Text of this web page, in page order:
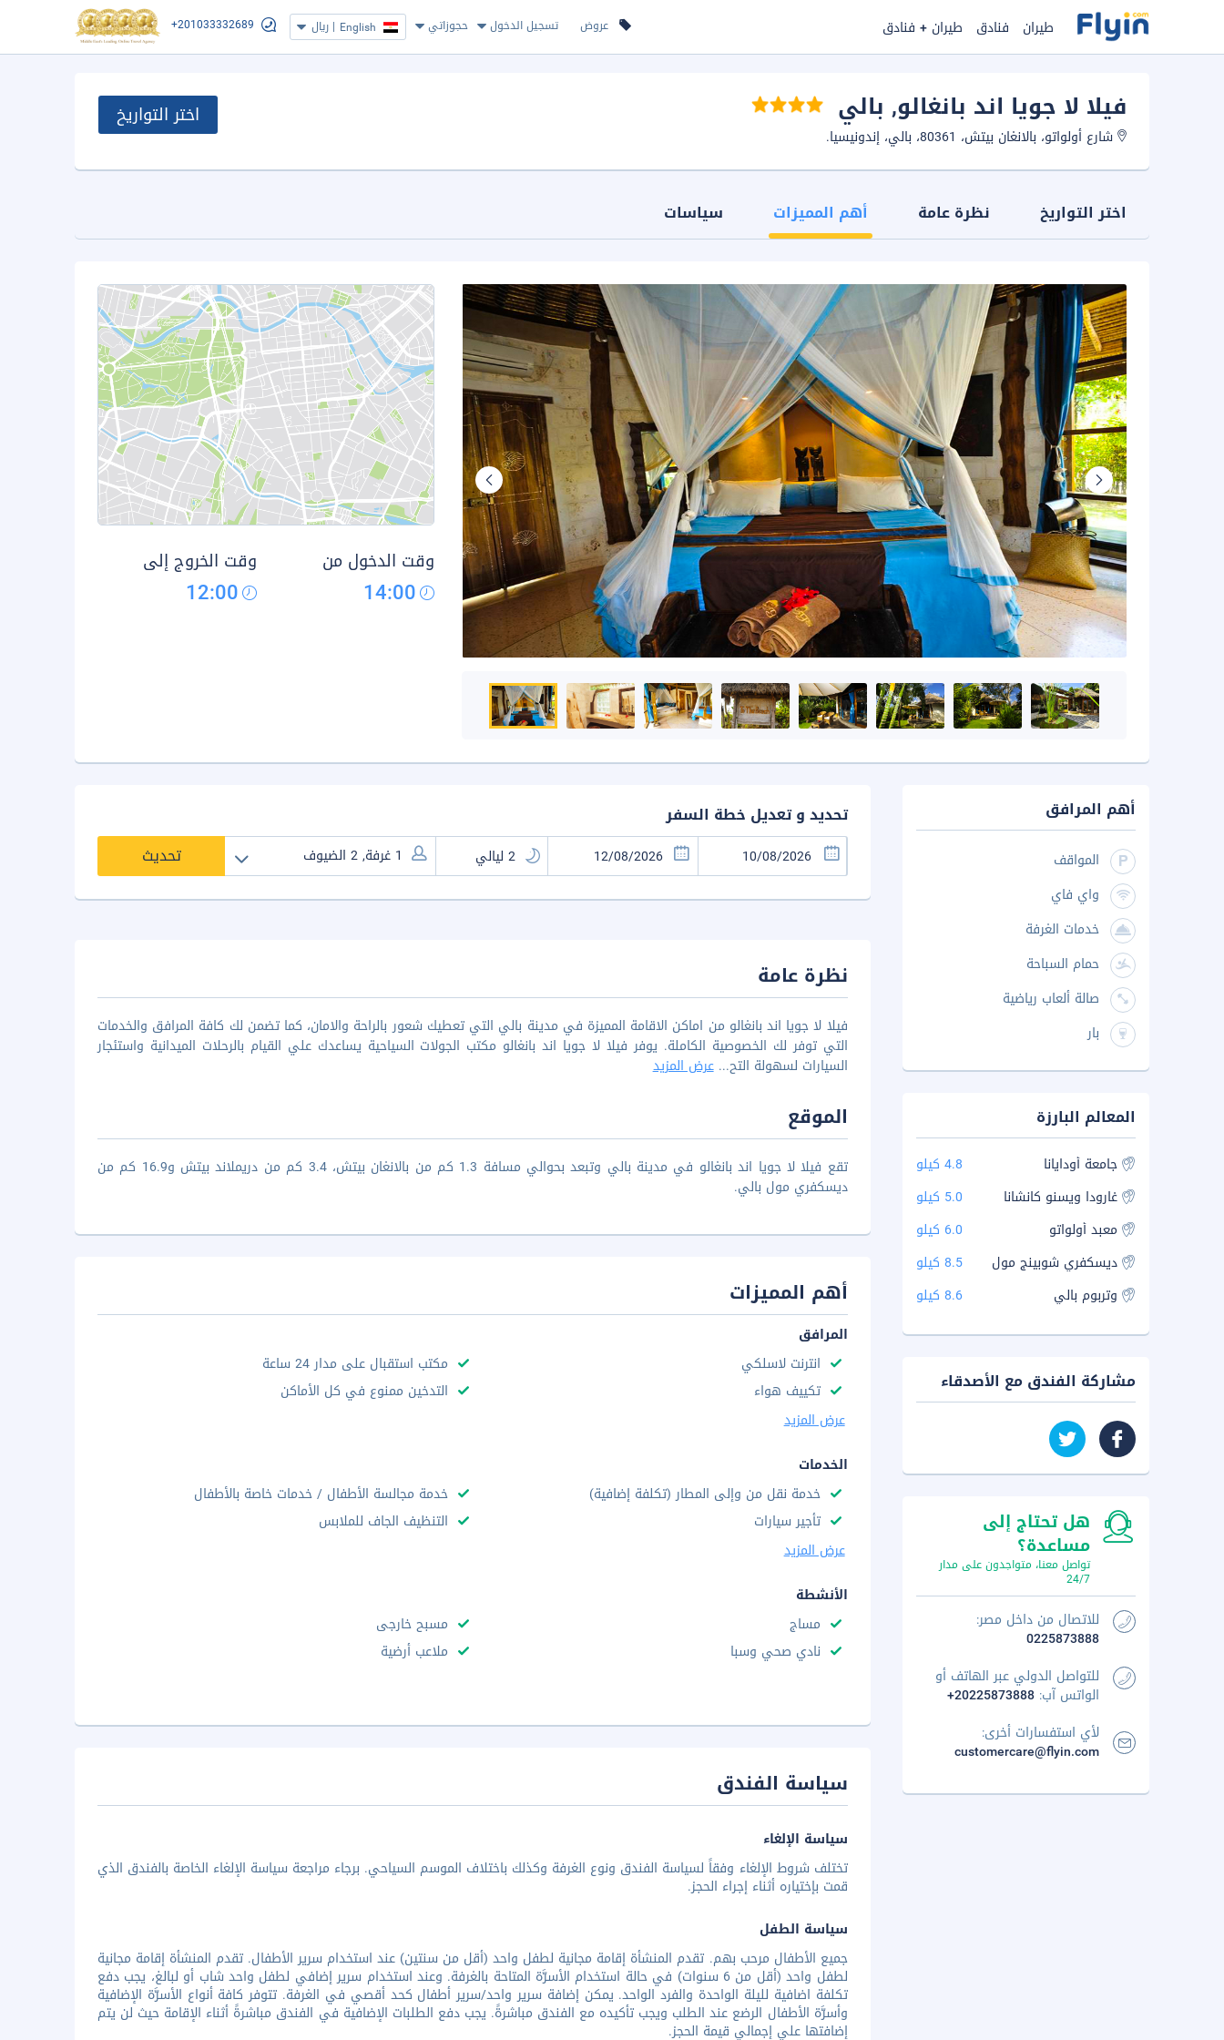
عروض تسجيل الدخول حجوزاتي English
| ريال +201033332689 طيران فنادق طيران + فنادق
فيلا لا جويا اند بانغالو, بالي
شارع أولواتو، بالانغان بيتش، 80361، بالي، إندونيسيا.
اختر التواريخ
اختر التواريخ نظرة عامة أهم المميزات سياسات
وقت الدخول من
14:00
وقت الخروج إلى
12:00
تحديد و تعديل خطة السفر
تحديث
نظرة عامة
فيلا لا جويا اند بانغالو من اماكن الاقامة المميزة في مدينة بالي التي تعطيك شعور بالراحة والامان، كما تضمن لك كافة المرافق والخدمات
التي توفر لك الخصوصية الكاملة. يوفر فيلا لا جويا اند بانغالو مكتب الجولات السياحية يساعدك علي القيام بالرحلات الميدانية واستئجار
السيارات لسهولة التح...عرض المزيد
الموقع
تقع فيلا لا جويا اند بانغالو في مدينة بالي وتبعد بحوالي مسافة 1.3 كم من بالانغان بيتش، 3.4 كم من دريملاند بيتش و16.9 كم من
ديسكفري مول بالي.
أهم المميزات
المرافق
انترنت لاسلكي
مكتب استقبال على مدار 24 ساعة
تكييف هواء
التدخين ممنوع في كل الأماكن
عرض المزيد
الخدمات
خدمة نقل من وإلى المطار (تكلفة إضافية)
خدمة مجالسة الأطفال / خدمات خاصة بالأطفال
تأجير سيارات
التنظيف الجاف للملابس
عرض المزيد
الأنشطة
مساج
مسبح خارجى
نادي صحي وسبا
ملاعب أرضية
سياسة الفندق
سياسة الإلغاء
تختلف شروط الإلغاء وفقاً لسياسة الفندق ونوع الغرفة وكذلك باختلاف الموسم السياحي. برجاء مراجعة سياسة الإلغاء الخاصة بالفندق الذي
قمت بإختياره أثناء إجراء الحجز.
سياسة الطفل
جميع الأطفال مرحب بهم. تقدم المنشأة إقامة مجانية لطفل واحد (أقل من سنتين) عند استخدام سرير الأطفال. تقدم المنشأة إقامة مجانية
لطفل واحد (أقل من 6 سنوات) في حالة استخدام الأسرَّة المتاحة بالغرفة. وعند استخدام سرير إضافي لطفل واحد شاب أو لبالغ، يجب دفع
تكلفة اضافية لليلة الواحدة والفرد الواحد. يمكن إضافة سرير واحد/سرير أطفال كحد أقصي في الغرفة. تتوفر كافة أنواع الأسرَّة الإضافية
وأسرَّة الأطفال الرضع عند الطلب ويجب تأكيده مع الفندق مباشرةً. يجب دفع الطلبات الإضافية في الفندق مباشرةً أثناء الإقامة حيث لن يتم
إضافتها علي إجمالي قيمة الحجز.
أهم المرافق
المواقف
واي فاي
خدمات الغرفة
حمام السباحة
صالة ألعاب رياضية
بار
المعالم البارزة
جامعة أودايانا
4.8 كيلو
غارودا ويسنو كانشانا
5.0 كيلو
معبد أولواتو
6.0 كيلو
ديسكفري شوبينج مول
8.5 كيلو
وتربوم بالي
8.6 كيلو
مشاركة الفندق مع الأصدقاء
هل تحتاج إلى
مساعدة؟
تواصل معنا، متواجدون على مدار
24/7
للاتصال من داخل مصر:
0225873888
للتواصل الدولي عبر الهاتف أو
الواتس آب: +20225873888
لأي استفسارات أخرى:
customercare@flyin.com